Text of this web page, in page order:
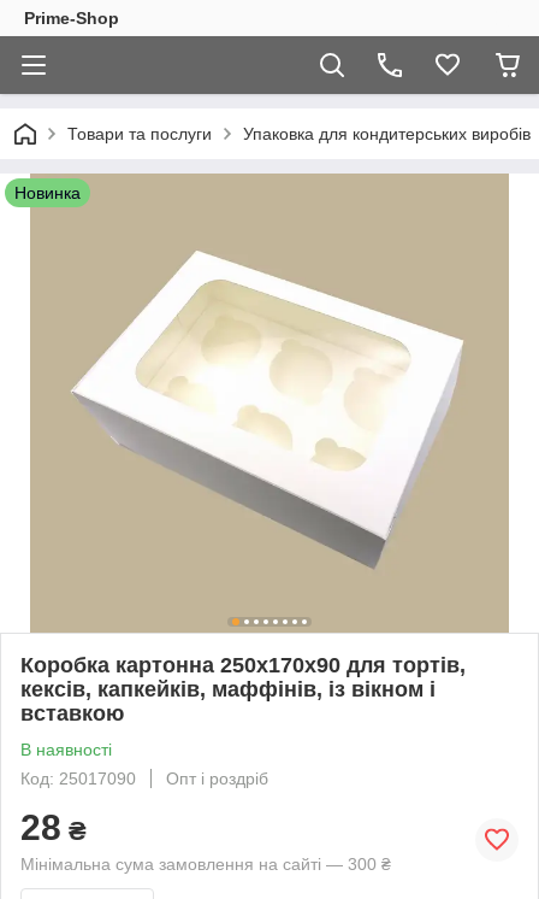
Prime-Shop
Товари та послуги Упаковка для кондитерських виробів
Новинка
Коробка картонна 250х170х90 для тортів,
кексів, капкейків, маффінів, із вікном і
вставкою
В наявності
Код: 25017090
Опт і роздріб
28 ₴
Мінімальна сума замовлення на сайті — 300 ₴